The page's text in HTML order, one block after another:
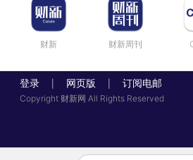
财新 财新周刊
登录 网页版 订阅电邮
Copyright 财新网 All Rights Reserved